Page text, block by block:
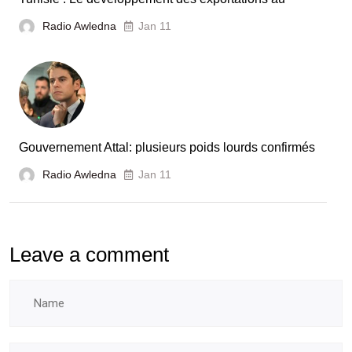
Radio Awledna Jan 11
Gouvernement Attal: plusieurs poids lourds confirmés
Radio Awledna Jan 11
Leave a comment